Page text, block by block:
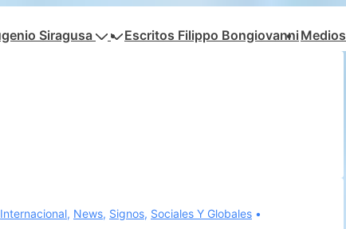
Siragusa Escritos Filippo Bongiovanni Medios
Internacional, News, Signos, Sociales Y Globales